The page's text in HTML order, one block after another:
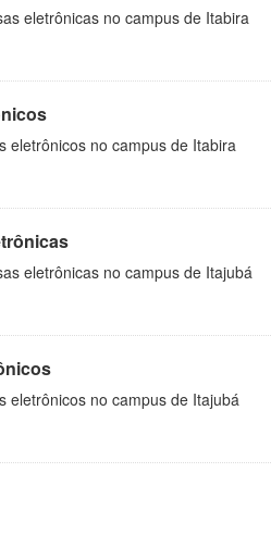
eletrônicas no campus de Itabira
eletrônicos no campus de Itabira
eletrônicas no campus de Itajubá
eletrônicos no campus de Itajubá